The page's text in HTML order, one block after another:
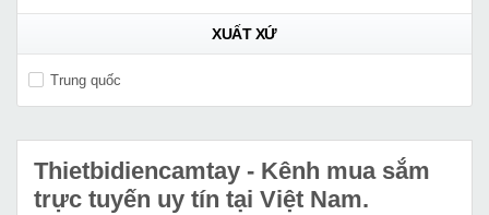
XUẤT XỨ
Trung quốc
Thietbidiencamtay - Kênh mua sắm
trực tuyến uy tín tại Việt Nam.